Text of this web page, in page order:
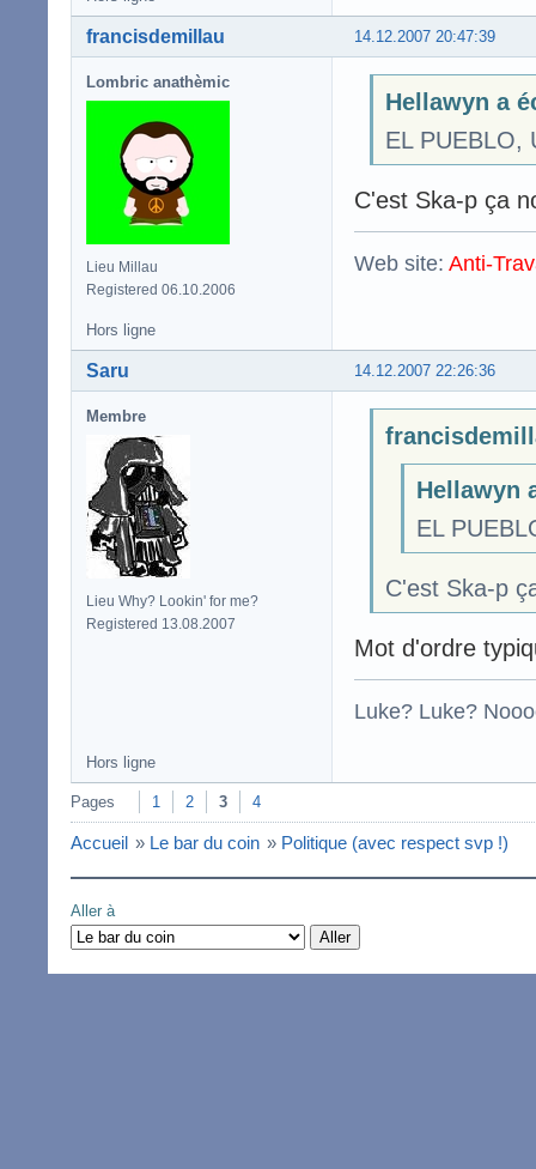
14.12.2007 20:47:39
francisdemillau
Lombric anathèmic
Lieu Millau
Registered 06.10.2006
Hellawyn a
EL PUEBLO,
C'est Ska-p ça
Web site: Anti-
Hors ligne
14.12.2007 22:26:36
Saru
Membre
Lieu Why? Lookin' for me?
Registered 13.08.2007
Hellawyn
EL
C'est Ska-p
Mot d'ordre
Luke? Luke?
Hors ligne
Pages 1 2 3 4
Accueil » Le bar du coin » Politique (avec respect svp !)
Aller à